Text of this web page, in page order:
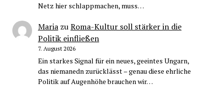
Netz hier schlappmachen, muss…
MariazuRoma-Kultur soll stärker in die
Politik einfließen
7. August 2026
Ein starkes Signal für ein neues, geeintes Ungarn,
das niemanedn zurücklässt – genau diese ehrliche
Politik auf Augenhöhe brauchen wir…